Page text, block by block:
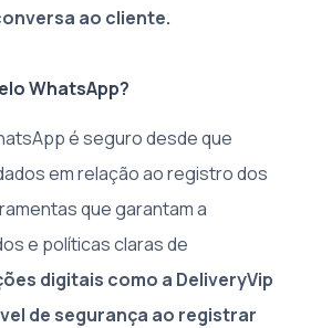
ao cliente.
WhatsApp?
é seguro desde que
em relação ao registro dos
que garantam a
e políticas claras de
digitais como a DeliveryVip
de segurança ao registrar